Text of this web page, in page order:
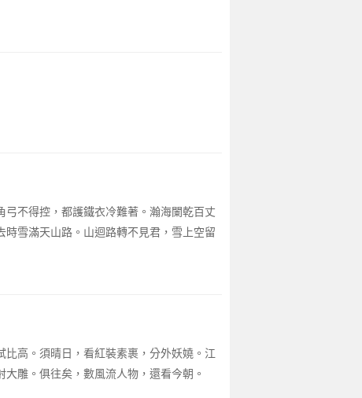
不得控，都護鐵衣冷難著。瀚海闌乾百丈
雪滿天山路。山迴路轉不見君，雪上空留
高。須晴日，看紅裝素裹，分外妖嬈。江
雕。俱往矣，數風流人物，還看今朝。